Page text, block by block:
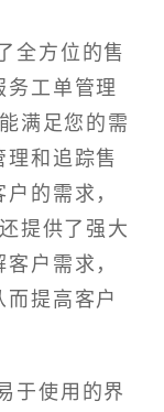
全方位的售
务工单管理
满足您的需
理和追踪售
的需求，
提供了强大
户需求，
提高客户
于使用的界